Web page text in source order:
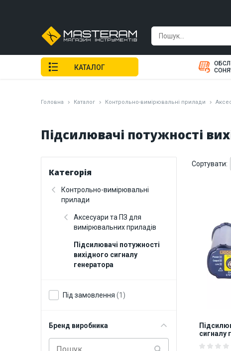
Підсилювачі потужності
Головна Каталог Контрольно-вимірювальні прилади
Сортувати:
сигналу
Категорія
Контрольно-вимірювальні
прилади
Аксесуари та ПЗ для
вимірювальних приладів
Підсилювачі потужності
вихідного сигналу
генератора
Під замовлення (1)
Бренд виробника
КАТАЛОГ